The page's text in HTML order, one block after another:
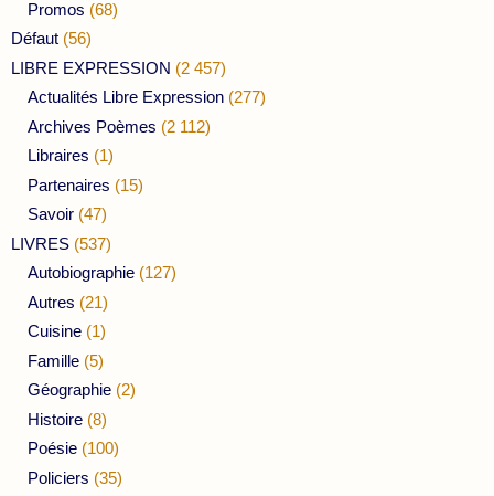
Promos (68)
Défaut (56)
LIBRE EXPRESSION (2 457)
Actualités Libre Expression (277)
Archives Poèmes (2 112)
Libraires (1)
Partenaires (15)
Savoir (47)
LIVRES (537)
Autobiographie (127)
Autres (21)
Cuisine (1)
Famille (5)
Géographie (2)
Histoire (8)
Poésie (100)
Policiers (35)